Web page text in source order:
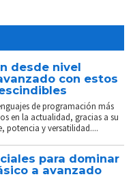
desde nivel
con estos
de programación más
en la actualidad, gracias a su
potencia y versatilidad....
para dominar
a avanzado